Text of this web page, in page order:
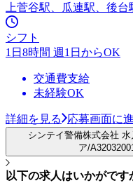
上菅谷駅、瓜連駅、後台
シフト
1日8時間 週1日からOK
交通費支給
未経験OK
詳細を見る 応募画面に
シンテイ警備株式会社
ア/
以下の求人はいかがです